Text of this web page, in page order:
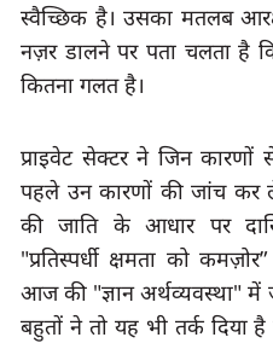
स्वैच्छिक है। उसका मतलब
नज़र डालने पर पता चलता है
कितना गलत है।
प्राइवेट सेक्टर ने जिन कारणों
पहले उन कारणों की जांच कर
की जाति के आधार पर
"प्रतिस्पर्धी क्षमता को कमज़ोर”
आज की "ज्ञान अर्थव्यवस्था" में
बहुतों ने तो यह भी तर्क दिया